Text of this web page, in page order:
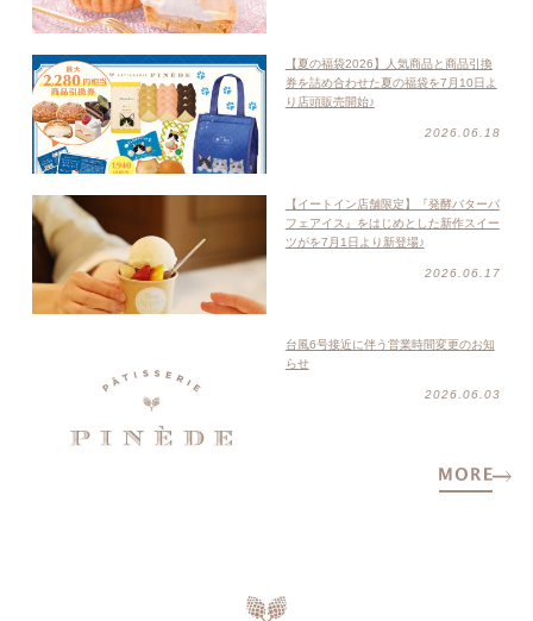
【夏の福袋2026】人気商品と商品引換
券を詰め合わせた夏の福袋を7月10日よ
り店頭販売開始♪
2026.06.18
【イートイン店舗限定】『発酵バターパ
フェアイス』をはじめとした新作スイー
ツがを7月1日より新登場♪
2026.06.17
台風6号接近に伴う営業時間変更のお知
らせ
2026.06.03